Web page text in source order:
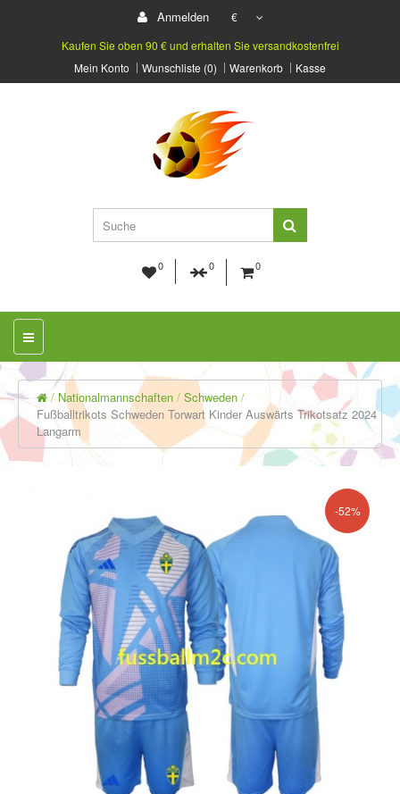
Anmelden
€
Kaufen Sie oben 90 € und erhalten Sie versandkostenfrei
Mein Konto
Wunschliste (0) Warenkorb Kasse
0 0 0
Nationalmannschaften
Schweden
Fußballtrikots Schweden Torwart Kinder Auswärts Trikotsatz 2024
Langarm
-52%